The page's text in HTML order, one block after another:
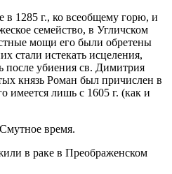
в 1285 г., ко всеобщему горю, и
семейство, в Угличском
мощи его были обретены
стали истекать исцеления,
после убиения св. Димитрия
князь Роман был причислен в
имеется лишь с 1605 г. (как и
время.
в раке в Преображенском